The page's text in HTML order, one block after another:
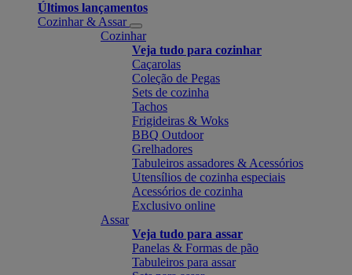
Últimos lançamentos
Cozinhar & Assar
Cozinhar
Veja tudo para cozinhar
Caçarolas
Coleção de Pegas
Sets de cozinha
Tachos
Frigideiras & Woks
BBQ Outdoor
Grelhadores
Tabuleiros assadores & Acessórios
Utensílios de cozinha especiais
Acessórios de cozinha
Exclusivo online
Assar
Veja tudo para assar
Panelas & Formas de pão
Tabuleiros para assar